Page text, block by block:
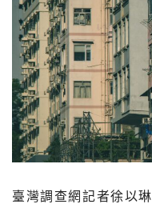
臺灣調查網記者徐以